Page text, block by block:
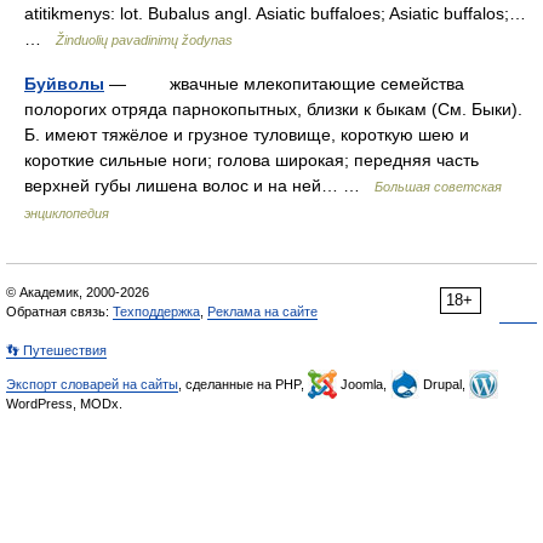
atitikmenys: lot. Bubalus angl. Asiatic buffaloes; Asiatic buffalos;…
Žinduolių pavadinimų žodynas
Буйволы — жвачные млекопитающие семейства
полорогих отряда парнокопытных, близки к быкам (См. Быки).
Б. имеют тяжёлое и грузное туловище, короткую шею и
короткие сильные ноги; голова широкая; передняя часть
верхней губы лишена волос и на ней… …
Большая советская
энциклопедия
18+
© Академик, 2000-2026
Обратная связь: Техподдержка Реклама на сайте
👣 Путешествия
Экспорт словарей на сайты , сделанные на PHP, Joomla,
Drupal,
WordPress, MODx.